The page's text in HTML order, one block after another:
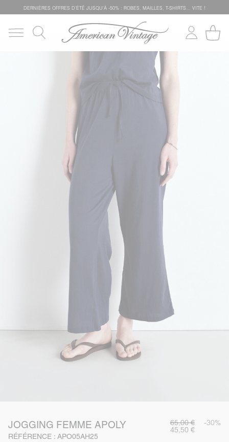
DERNIÈRES OFFRES D'ÉTÊ JUSQU'À -50% : ROBES, MAILLES, T-SHIRTS... VITE !
JOGGING FEMME APOLY
RÉFÉRENCE : APO05AH25
65,00 € -30%
45,50 €